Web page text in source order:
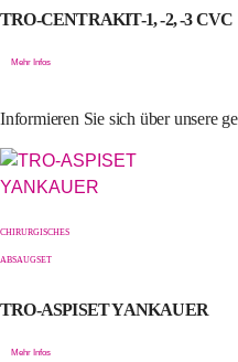
TRO-CENTRAKIT-1, -2, -3 CVC
Mehr Infos
Informieren Sie sich über unsere
CHIRURGISCHES
ABSAUGSET
TRO-ASPISET YANKAUER
Mehr Infos